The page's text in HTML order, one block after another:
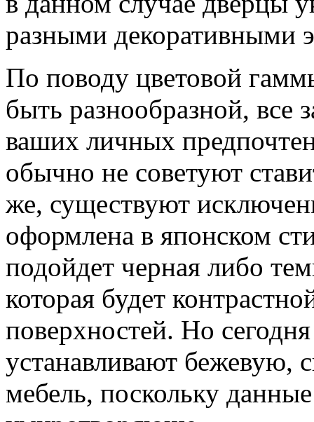
разными декоративными
По поводу цветовой
быть разнообразной, все
ваших личных
обычно не советуют
же, существуют
оформлена в японском
подойдет черная либо
которая будет
поверхностей. Но
устанавливают бежевую,
мебель, поскольку